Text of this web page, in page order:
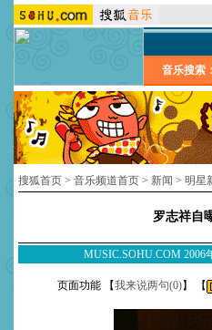
音乐搜索：
搜狐首页 > 音乐频道首页 > 新闻 > 明星
罗志祥自
MUSIC.SOHU.COM 2006
页面功能 【我来说两句(0)】 【